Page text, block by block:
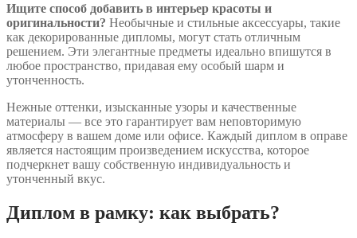
Ищите способ добавить в интерьер красоты и
оригинальности? Необычные и стильные аксессуары, такие
как декорированные дипломы, могут стать отличным
решением. Эти элегантные предметы идеально впишутся в
любое пространство, придавая ему особый шарм и
утонченность.
Нежные оттенки, изысканные узоры и качественные
материалы — все это гарантирует вам неповторимую
атмосферу в вашем доме или офисе. Каждый диплом в оправе
является настоящим произведением искусства, которое
подчеркнет вашу собственную индивидуальность и
утонченный вкус.
Диплом в рамку: как выбрать?